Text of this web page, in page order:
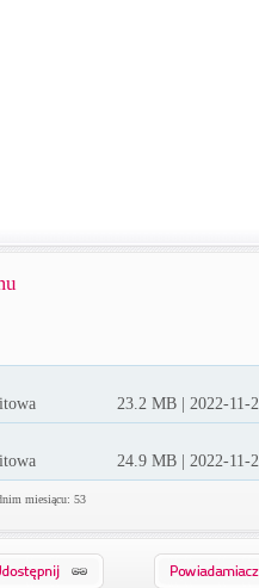
23.2 MB | 2022-11-
24.9 MB | 2022-11-
miesiącu: 53